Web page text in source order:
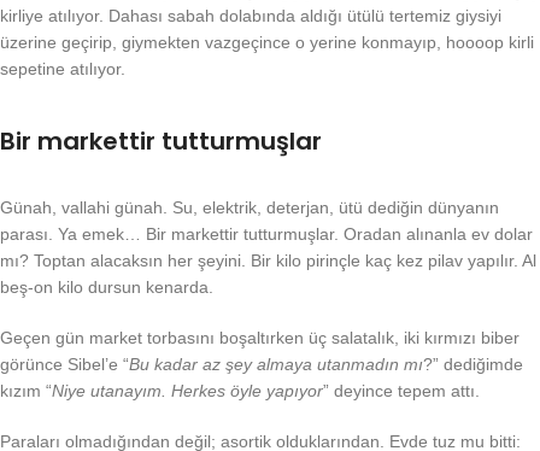
kirliye atılıyor. Dahası sabah dolabında aldığı ütülü tertemiz giysiyi
üzerine geçirip, giymekten vazgeçince o yerine konmayıp, hoooop kirli
sepetine atılıyor.
Bir markettir tutturmuşlar
Günah, vallahi günah. Su, elektrik, deterjan, ütü dediğin dünyanın
parası. Ya emek… Bir markettir tutturmuşlar. Oradan alınanla ev dolar
mı? Toptan alacaksın her şeyini. Bir kilo pirinçle kaç kez pilav yapılır. Al
beş-on kilo dursun kenarda.
Geçen gün market torbasını boşaltırken üç salatalık, iki kırmızı biber
görünce Sibel’e “Bu kadar az şey almaya utanmadın mı?” dediğimde
kızım “Niye utanayım. Herkes öyle yapıyor” deyince tepem attı.
Paraları olmadığından değil; asortik olduklarından. Evde tuz mu bitti: